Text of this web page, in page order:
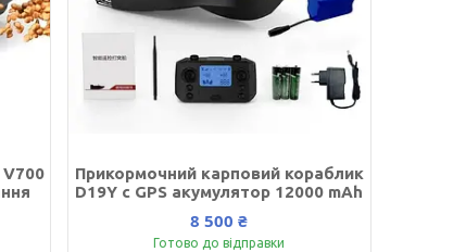
Прикормочний карповий кораблик
D19Y с GPS акумулятор 12000 mAh
8 500 ₴
Готово до відправки